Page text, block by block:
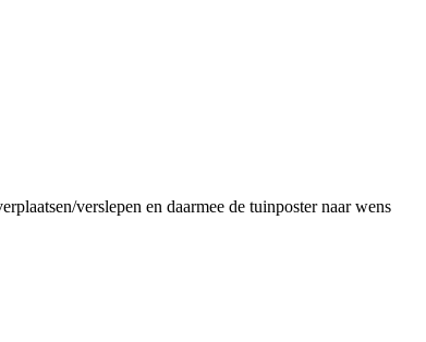
verslepen en daarmee de tuinposter naar wens